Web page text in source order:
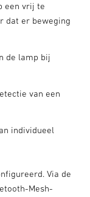
een vrij te
dat er beweging
de lamp bij
van een
individueel
Via de
Mesh-